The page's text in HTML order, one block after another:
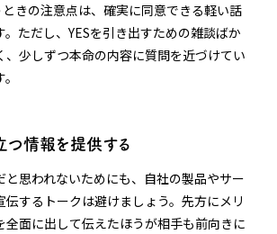
ときの注意点は、確実に同意できる軽い話
ただし、YESを引き出すための雑談ばか
、少しずつ本命の内容に質問を近づけてい
つ情報を提供する
と思われないためにも、自社の製品やサー
伝するトークは避けましょう。先方にメリ
全面に出して伝えたほうが相手も前向きに